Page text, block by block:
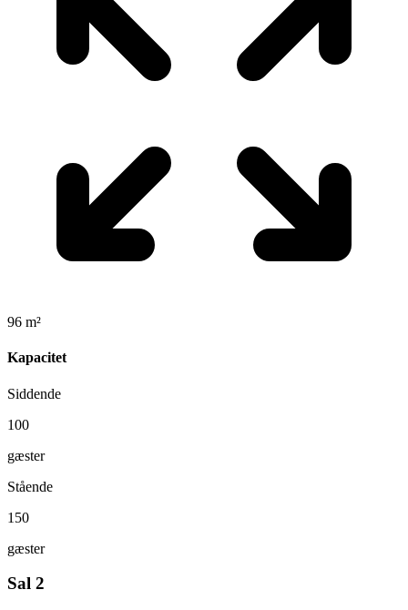
96 m²
Kapacitet
Siddende
100
gæster
Stående
150
gæster
Sal 2